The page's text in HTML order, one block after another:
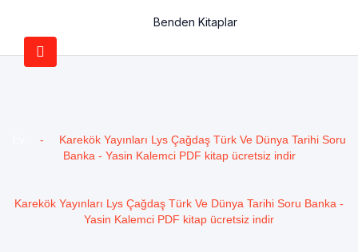
Benden Kitaplar
-
Karekök Yayınları Lys Çağdaş Türk Ve Dünya Tarihi Soru
Banka - Yasin Kalemci PDF kitap ücretsiz indir
Karekök Yayınları Lys Çağdaş Türk Ve Dünya Tarihi Soru Banka -
Yasin Kalemci PDF kitap ücretsiz indir